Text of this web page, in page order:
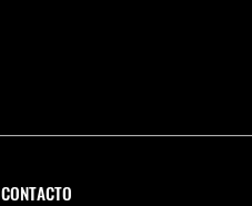
CONTACTO